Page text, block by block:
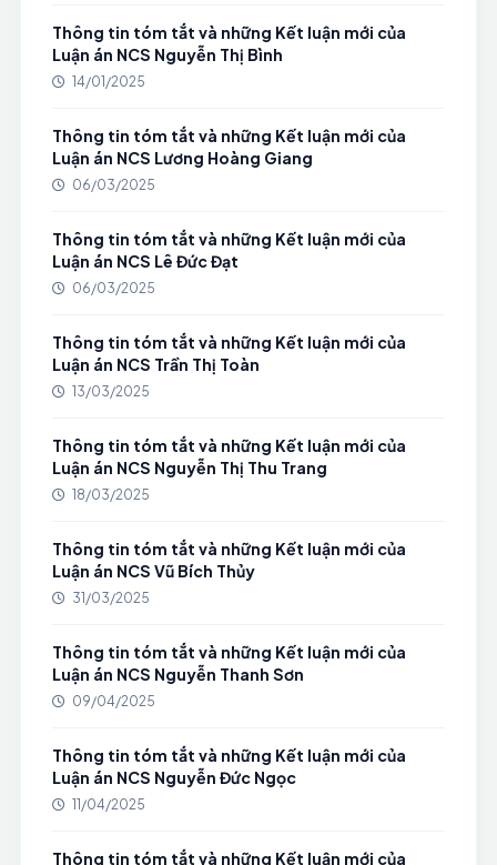
Thông tin tóm tắt và những Kết luận mới của
Luận án NCS Nguyễn Thị Bình
14/01/2025
Thông tin tóm tắt và những Kết luận mới của
Luận án NCS Lương Hoàng Giang
06/03/2025
Thông tin tóm tắt và những Kết luận mới của
Luận án NCS Lê Đức Đạt
06/03/2025
Thông tin tóm tắt và những Kết luận mới của
Luận án NCS Trần Thị Toàn
13/03/2025
Thông tin tóm tắt và những Kết luận mới của
Luận án NCS Nguyễn Thị Thu Trang
18/03/2025
Thông tin tóm tắt và những Kết luận mới của
Luận án NCS Vũ Bích Thủy
31/03/2025
Thông tin tóm tắt và những Kết luận mới của
Luận án NCS Nguyễn Thanh Sơn
09/04/2025
Thông tin tóm tắt và những Kết luận mới của
Luận án NCS Nguyễn Đức Ngọc
11/04/2025
Thông tin tóm tắt và những Kết luận mới của